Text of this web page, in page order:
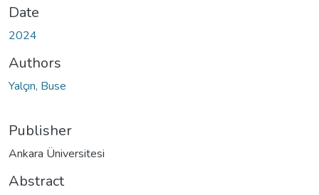
Date
2024
Authors
Yalçın, Buse
Publisher
Ankara Üniversitesi
Abstract